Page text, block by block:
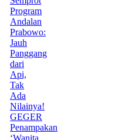
Program
Andalan
Prabowo:
Jauh
Panggang
dari
Api,
Tak
Ada
Nilainya!
GEGER
Penampakan
‘Wanita